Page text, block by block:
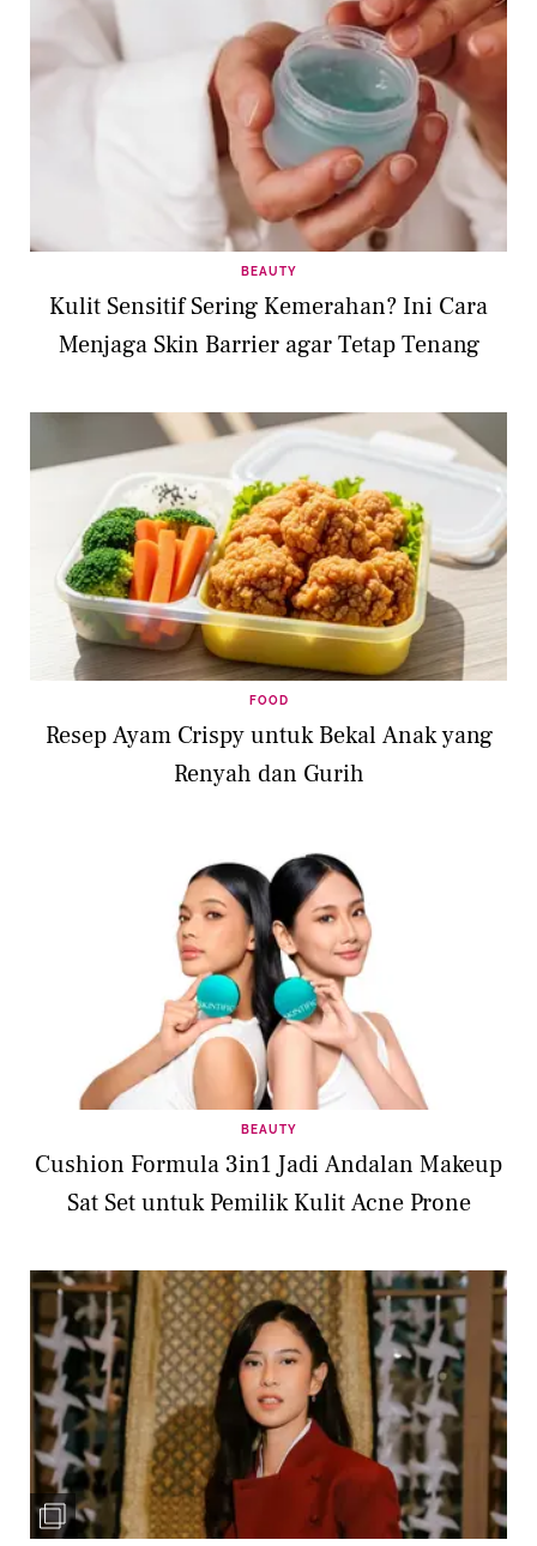
BEAUTY
Kulit Sensitif Sering Kemerahan? Ini Cara
Menjaga Skin Barrier agar Tetap Tenang
FOOD
Resep Ayam Crispy untuk Bekal Anak yang
Renyah dan Gurih
BEAUTY
Cushion Formula 3in1 Jadi Andalan Makeup
Sat Set untuk Pemilik Kulit Acne Prone